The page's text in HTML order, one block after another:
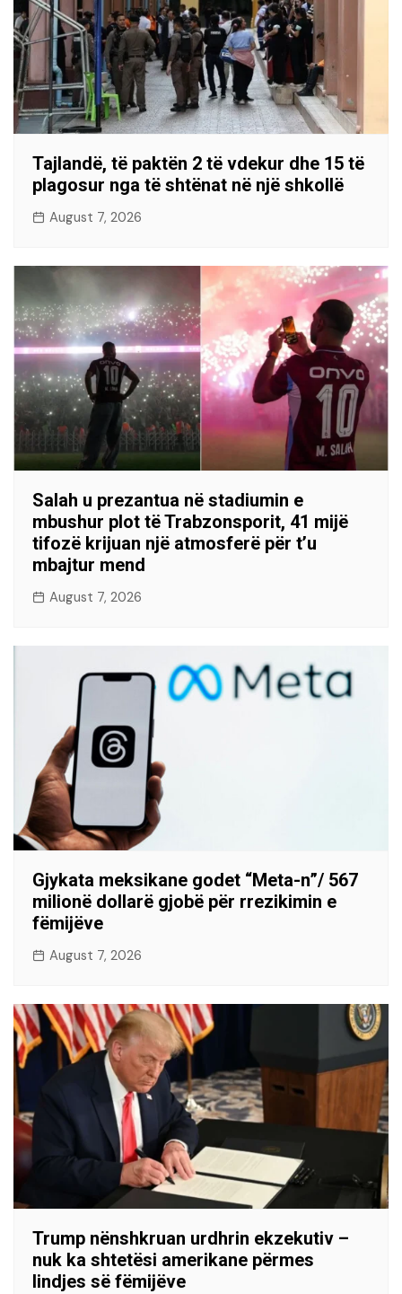
Tajlandë, të paktën 2 të vdekur dhe 15 të
plagosur nga të shtënat në një shkollë
August 7, 2026
Salah u prezantua në stadiumin e
mbushur plot të Trabzonsporit, 41 mijë
tifozë krijuan një atmosferë për t’u
mbajtur mend
August 7, 2026
Gjykata meksikane godet “Meta-n”/ 567
milionë dollarë gjobë për rrezikimin e
fëmijëve
August 7, 2026
Trump nënshkruan urdhrin ekzekutiv –
nuk ka shtetësi amerikane përmes
lindjes së fëmijëve